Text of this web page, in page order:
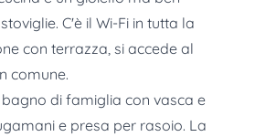
C'è il Wi-Fi in tutta la
con terrazza, si accede al
comune.
di famiglia con vasca e
e presa per rasoio. La